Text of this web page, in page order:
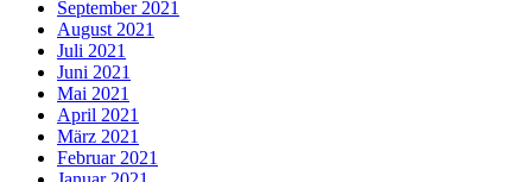
September 2021
August 2021
Juli 2021
Juni 2021
Mai 2021
April 2021
März 2021
Februar 2021